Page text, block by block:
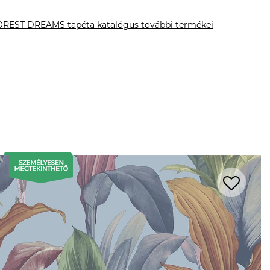
DREAMS tapéta katalógus további termékei